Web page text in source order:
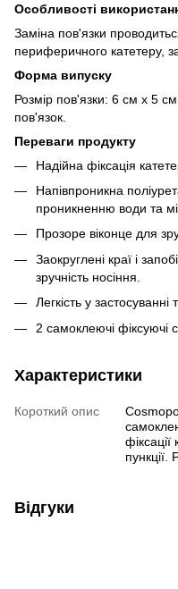
Особливості
Заміна пов'язки
периферичного катетеру,
Форма випуску
Розмір пов'язки: 6 см х 5
пов'язок.
Переваги продукту
Надійна фіксація
Напівпроникна
проникненню води та
Прозоре віконце для
Заокруглені краї і
зручність носіння.
Легкість у
2 самоклеючі фіксуючі
Характеристики
Короткий опис
пункції.
Відгуки